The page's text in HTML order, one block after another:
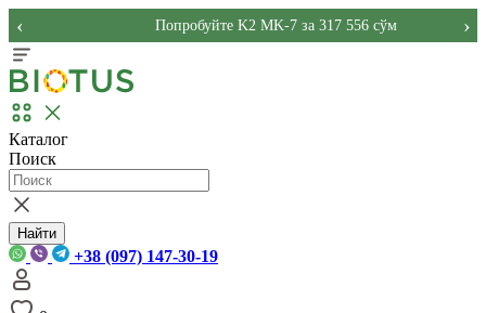
Попробуйте K2 MK-7 за 317 556 сўм
‹ ›
Каталог
Поиск
Найти
+38 (097) 147-30-19